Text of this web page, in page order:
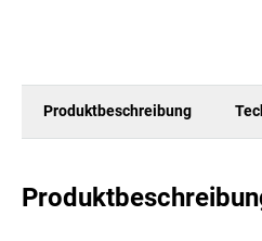
Produktbeschreibung